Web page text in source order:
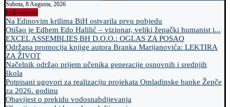
Subota, 8 Augusta, 2026
Izdvojeno
Na Edinovim krilima BiH ostvarila prvu pobjedu
Otišao je Edhem Edo Halilić – vizionar, veliki žepački humanist i...
EXCEL ASSEMBLIES BH D.O.O.: OGLAS ZA POSAO
Održana promocija knjige autora Branka Marijanovića: LEKTIRA
ZA ŽIVOT
Načelnik održao prijem učenika generacije osnovnih i srednjih
škola
Potpisani ugovori za realizaciju projekata Omladinske banke Žepče
za 2026. godinu
Obavijest o prekidu vodosnabdijevanja